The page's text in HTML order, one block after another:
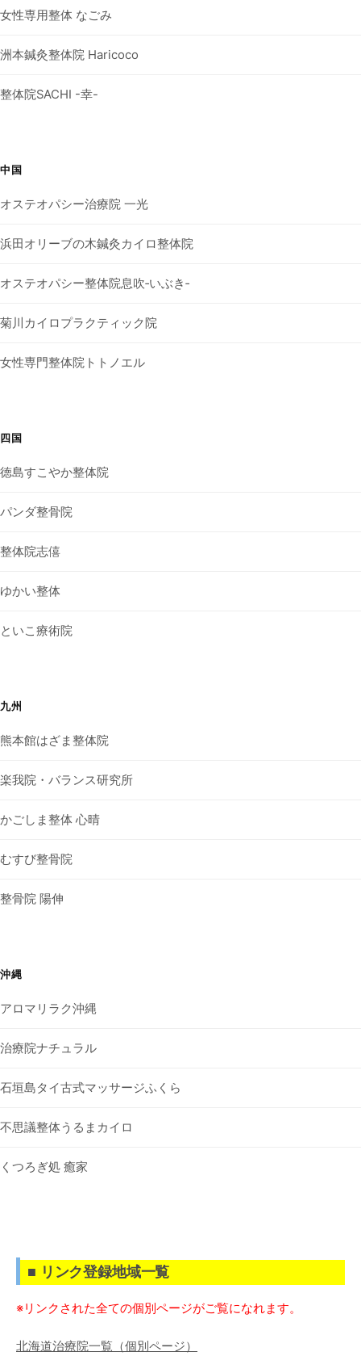
女性専用整体 なごみ
洲本鍼灸整体院 Haricoco
整体院SACHI -幸-
中国
オステオパシー治療院 一光
浜田オリーブの木鍼灸カイロ整体院
オステオパシー整体院息吹‐いぶき‐
菊川カイロプラクティック院
女性専門整体院トトノエル
四国
徳島すこやか整体院
パンダ整骨院
整体院志僖
ゆかい整体
といこ療術院
九州
熊本館はざま整体院
楽我院・バランス研究所
かごしま整体 心晴
むすび整骨院
整骨院 陽伸
沖縄
アロマリラク沖縄
治療院ナチュラル
石垣島タイ古式マッサージふくら
不思議整体うるまカイロ
くつろぎ処 癒家
■ リンク登録地域一覧
※リンクされた全ての個別ページがご覧になれます。
北海道治療院一覧（個別ページ）